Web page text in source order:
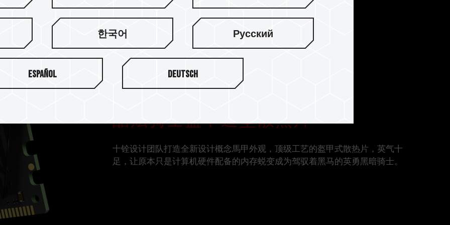
酷炫骑士盔甲造型散热片
十铨设计团队打造全新设计概念馬甲外观，顶级工艺的盔甲式散热片，英气十
足，让原本只是计算机硬件配备的内存蜕变成为驾驭着黑马的英勇黑暗骑士。
한국어 Русский
Español Deutsch